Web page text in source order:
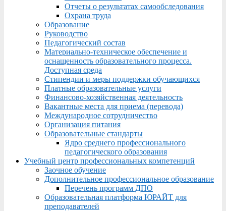
Отчеты о результатах самообследования
Охрана труда
Образование
Руководство
Педагогический состав
Материально-техническое обеспечение и
оснащенность образовательного процесса.
Доступная среда
Стипендии и меры поддержки обучающихся
Платные образовательные услуги
Финансово-хозяйственная деятельность
Вакантные места для приема (перевода)
Международное сотрудничество
Организация питания
Образовательные стандарты
Ядро среднего профессионального
педагогического образования
Учебный центр профессиональных компетенций
Заочное обучение
Дополнительное профессиональное образование
Перечень программ ДПО
Образовательная платформа ЮРАЙТ для
преподавателей